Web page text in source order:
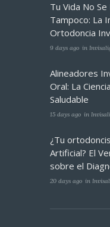
Tu Vida No
Tampoco: La
Ortodoncia
9 days ago in
Alineadores
Oral: La
Saludable
15 days ago in
¿Tu
Artificial? El
sobre el
20 days ago in